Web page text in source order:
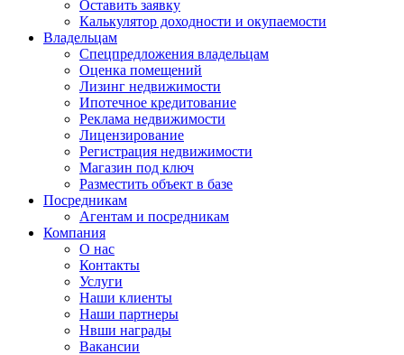
Оставить заявку
Калькулятор доходности и окупаемости
Владельцам
Спецпредложения владельцам
Оценка помещений
Лизинг недвижимости
Ипотечное кредитование
Реклама недвижимости
Лицензирование
Регистрация недвижимости
Магазин под ключ
Разместить объект в базе
Посредникам
Агентам и посредникам
Компания
О нас
Контакты
Услуги
Наши клиенты
Наши партнеры
Нвши награды
Вакансии